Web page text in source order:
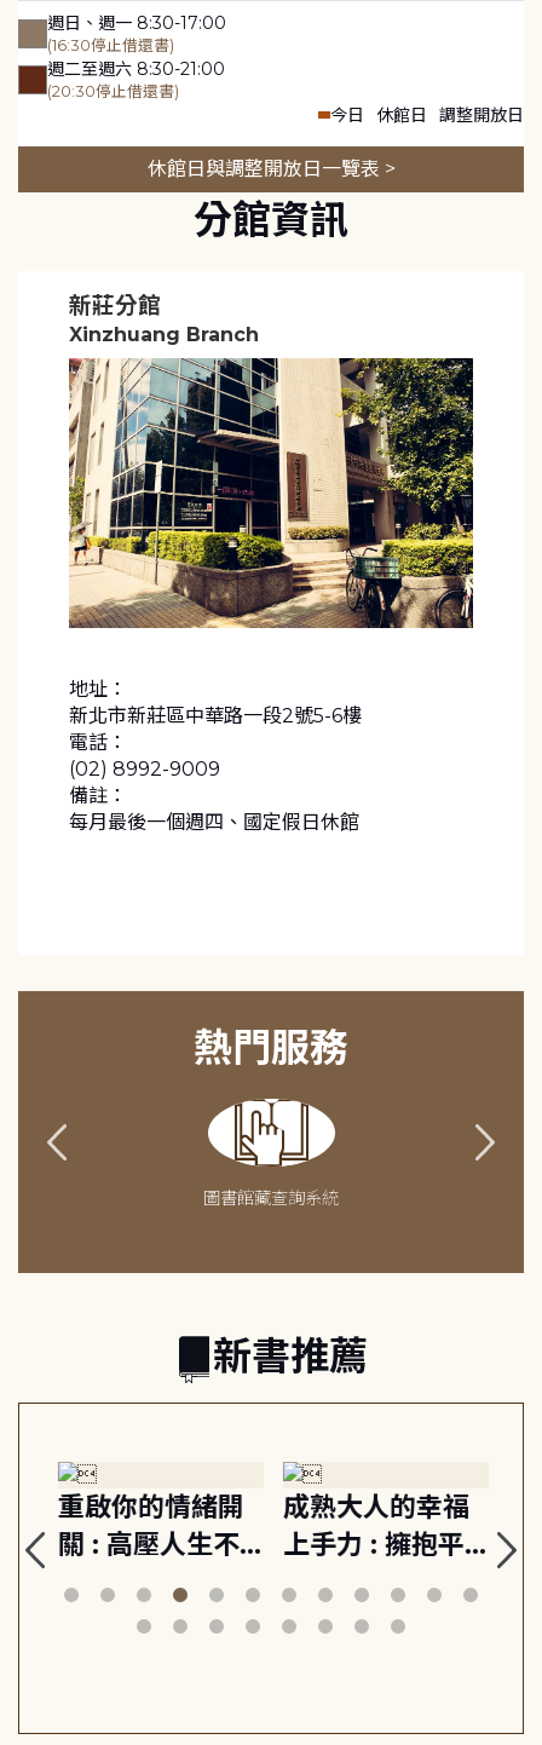
週日、週一 8:30-17:00
(16:30停止借還書)
週二至週六 8:30-21:00
(20:30停止借還書)
今日 休館日 調整開放日
休館日與調整開放日一覽表 >
分館資訊
新莊分館
Xinzhuang Branch
地址：
新北市新莊區中華路一段2號5-6樓
電話：
(02) 8992-9009
備註：
每月最後一個週四、國定假日休館
熱門服務
圖書館藏查詢系統
新書推薦
重啟你的情緒開
關 : 高壓人生不
爆炸指南, 5分鐘
減輕身心壓力, 找
成熟大人的幸福
上手力 : 擁抱平
凡中的每個燦爛
時刻, 給匱乏世代
球